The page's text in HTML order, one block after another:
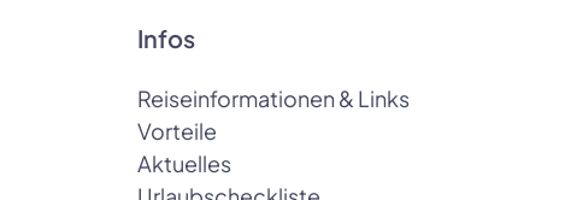
Infos
Reiseinformationen & Links
Vorteile
Aktuelles